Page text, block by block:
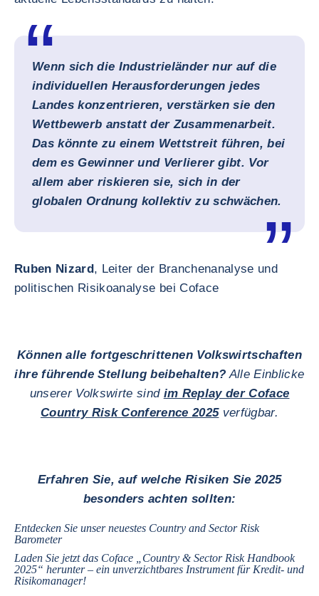
Wenn sich die Industrieländer nur auf die
individuellen Herausforderungen jedes
Landes konzentrieren, verstärken sie den
Wettbewerb anstatt der Zusammenarbeit.
Das könnte zu einem Wettstreit führen, bei
dem es Gewinner und Verlierer gibt. Vor
allem aber riskieren sie, sich in der
globalen Ordnung kollektiv zu schwächen.
Ruben Nizard, Leiter der Branchenanalyse und
politischen Risikoanalyse bei Coface
Können alle fortgeschrittenen Volkswirtschaften
ihre führende Stellung beibehalten? Alle Einblicke
unserer Volkswirte sind im Replay der Coface
Country Risk Conference 2025verfügbar.
Erfahren Sie, auf welche Risiken Sie 2025
besonders achten sollten:
Entdecken Sie unser neuestes Country and Sector Risk
Barometer
Laden Sie jetzt das Coface „ Country & Sector Risk Handbook
2025“ herunter – ein unverzichtbares Instrument für Kredit- und
Risikomanager!